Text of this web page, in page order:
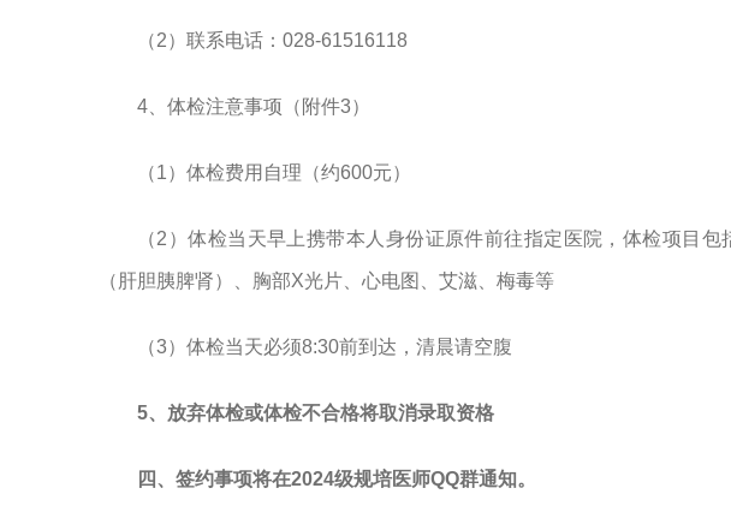
（2）联系电话：028-61516118
4、体检注意事项（附件3）
（1）体检费用自理（约600元）
（2）体检当天早上携带本人身份证原件前往指定医院，体检项目
（肝胆胰脾肾）、胸部X光片、心电图、艾滋、梅毒等
（3）体检当天必须8:30前到达，清晨请空腹
5、放弃体检或体检不合格将取消录取资格
四、签约事项将在2024级规培医师QQ群通知。